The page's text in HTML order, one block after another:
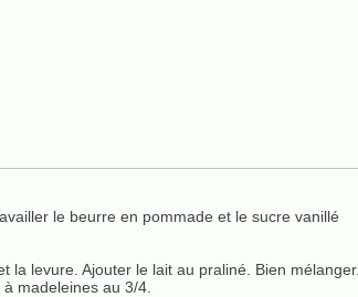
le beurre en pommade et le sucre vanillé
la levure. Ajouter le lait au praliné. Bien mélanger.
madeleines au 3/4.